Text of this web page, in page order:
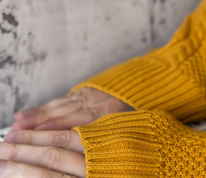
отличную циркуляцию кислорода и
в летние месяцы.